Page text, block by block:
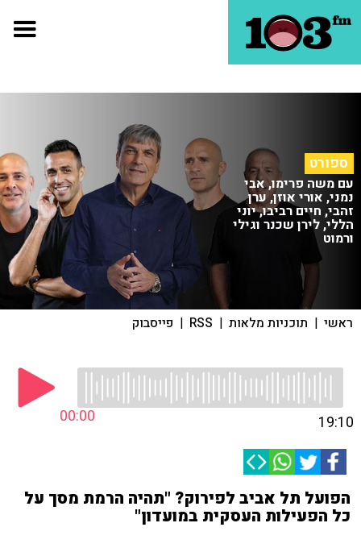
ספורט
עם משה פרימו, אבי
נמני, אורי אוזן, ערן
זהבי, חיים רביבו, יוני
הללי, לירן שכנר וגילי
ורמוט
ראשי | תוכניות מלאות |
RSS
| פייסבוק
00:00 19:10
הפועל תל אביב לפירוק? "תהיה הרמת מסך על
כל הפעילות העסקית במועדון"